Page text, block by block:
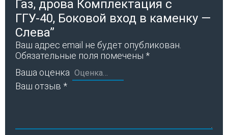
Газ, дрова Комплектация с
ГГУ-40, Боковой вход в каменку —
Слева”
Ваш адрес email не будет опубликован.
Обязательные поля помечены *
Ваша оценка
Ваш отзыв *